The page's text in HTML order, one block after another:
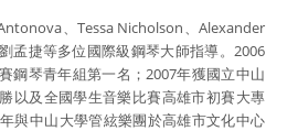
、Tessa Nicholson、Alexander
孟捷等多位國際級鋼琴大師指導。2006
鋼琴青年組第一名；2007年獲國立中山
以及全國學生音樂比賽高雄市初賽大專
與中山大學管絃樂團於高雄市文化中心